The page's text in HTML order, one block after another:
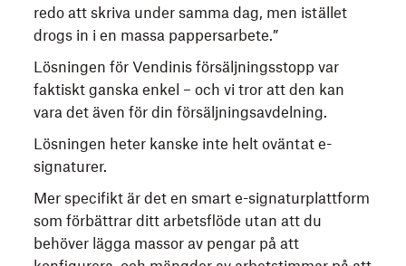
redo att skriva under samma dag, men istället
drogs in i en massa pappersarbete.”
Lösningen för Vendinis försäljningsstopp var
faktiskt ganska enkel – och vi tror att den kan
vara det även för din försäljningsavdelning.
Lösningen heter kanske inte helt oväntat e-
signaturer.
Mer specifikt är det en smart e-signaturplattform
som förbättrar ditt arbetsflöde utan att du
behöver lägga massor av pengar på att